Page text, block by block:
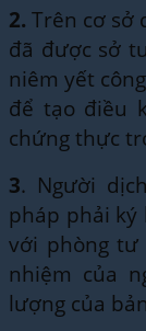
2. Trên cơ sở
đã được sở
niêm yết
để tạo điều
chứng thực
3. Người
pháp phải ký
với phòng tư
nhiệm của
lượng của